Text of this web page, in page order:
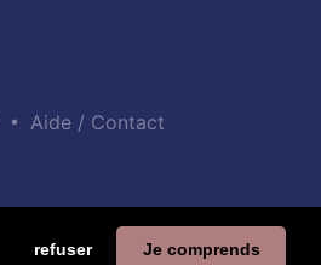
refuser Je comprends
• Aide / Contact